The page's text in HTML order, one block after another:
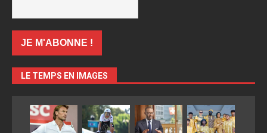
LE TEMPS EN IMAGES